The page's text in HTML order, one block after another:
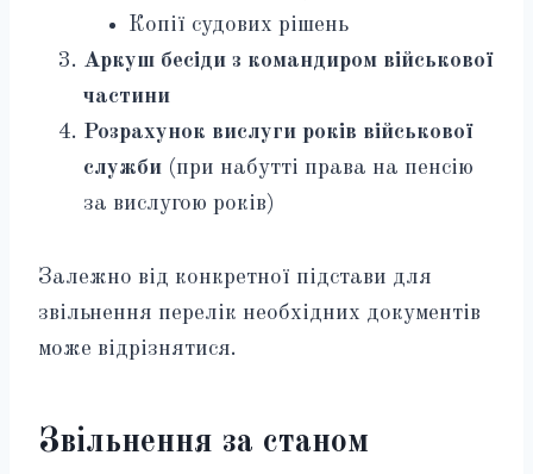
Копії судових рішень
Аркуш бесіди з командиром військової
частини
Розрахунок вислуги років військової
служби (при набутті права на пенсію
за вислугою років)
Залежно від конкретної підстави для
звільнення перелік необхідних документів
може відрізнятися.
Звільнення за станом